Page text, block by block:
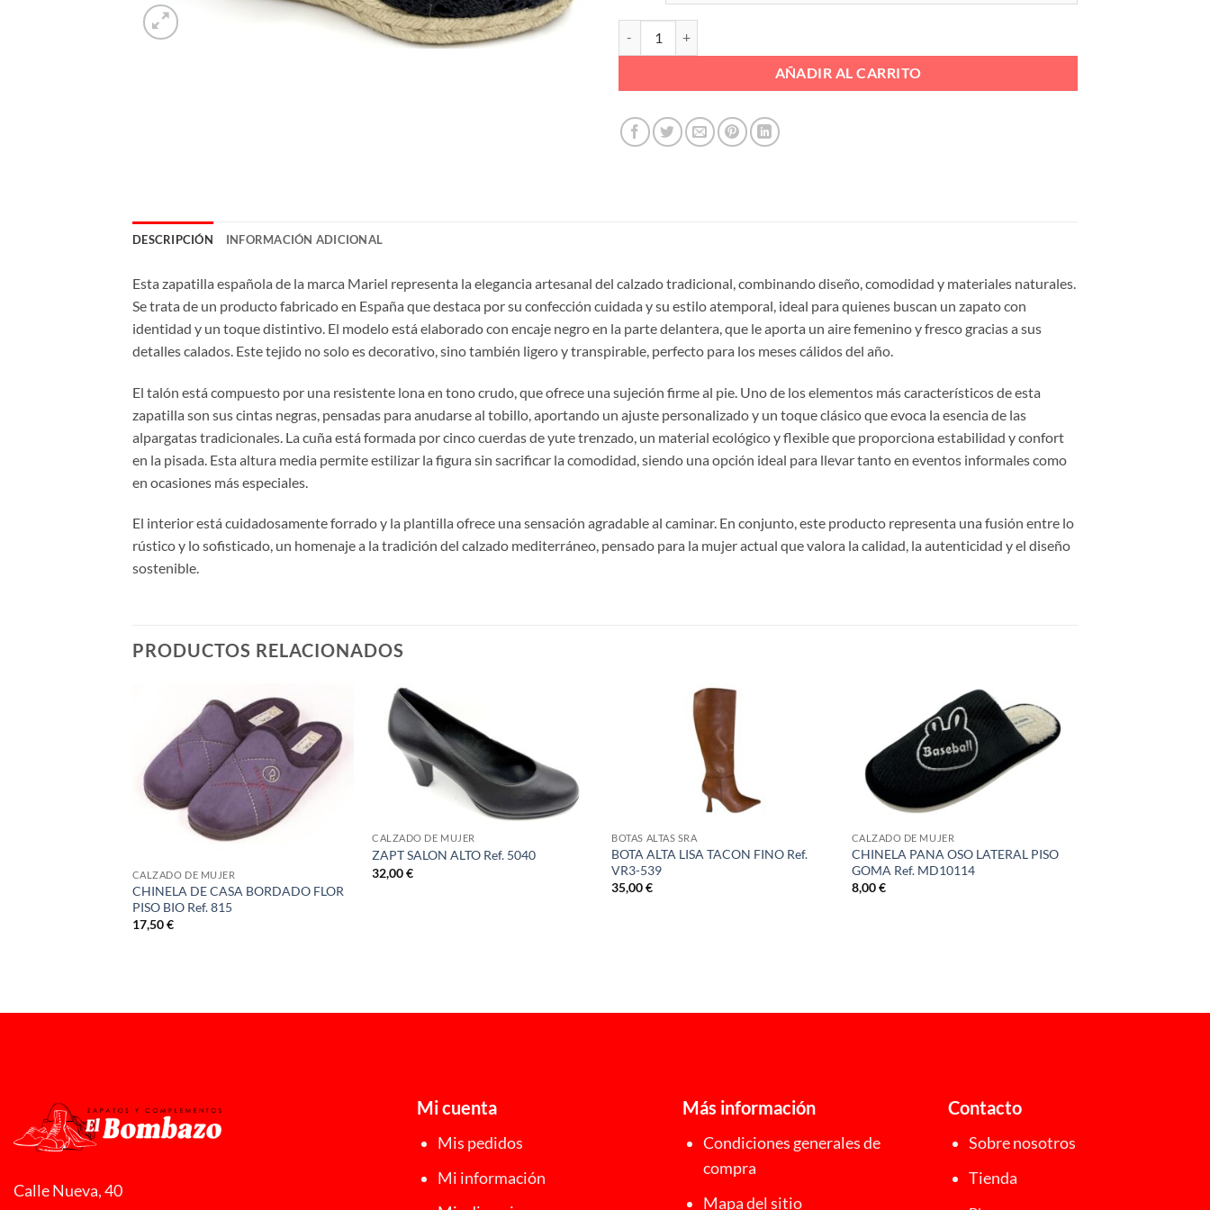
AÑADIR AL CARRITO
DESCRIPCIÓN INFORMACIÓN ADICIONAL
Esta zapatilla española de la marca Mariel representa la elegancia artesanal del calzado tradicional, combinando diseño, comodidad y materiales naturales.
Se trata de un producto fabricado en España que destaca por su confección cuidada y su estilo atemporal, ideal para quienes buscan un zapato con
identidad y un toque distintivo. El modelo está elaborado con encaje negro en la parte delantera, que le aporta un aire femenino y fresco gracias a sus
detalles calados. Este tejido no solo es decorativo, sino también ligero y transpirable, perfecto para los meses cálidos del año.
El talón está compuesto por una resistente lona en tono crudo, que ofrece una sujeción firme al pie. Uno de los elementos más característicos de esta
zapatilla son sus cintas negras, pensadas para anudarse al tobillo, aportando un ajuste personalizado y un toque clásico que evoca la esencia de las
alpargatas tradicionales. La cuña está formada por cinco cuerdas de yute trenzado, un material ecológico y flexible que proporciona estabilidad y confort
en la pisada. Esta altura media permite estilizar la figura sin sacrificar la comodidad, siendo una opción ideal para llevar tanto en eventos informales como
en ocasiones más especiales.
El interior está cuidadosamente forrado y la plantilla ofrece una sensación agradable al caminar. En conjunto, este producto representa una fusión entre lo
rústico y lo sofisticado, un homenaje a la tradición del calzado mediterráneo, pensado para la mujer actual que valora la calidad, la autenticidad y el diseño
sostenible.
PRODUCTOS RELACIONADOS
CALZADO DE MUJER
CHINELA DE CASA BORDADO FLOR
PISO BIO Ref. 815
17,50€
CALZADO DE MUJER
ZAPT SALON ALTO Ref. 5040
32,00€
BOTAS ALTAS SRA
BOTA ALTA LISA TACON FINO Ref.
VR3-539
35,00€
CALZADO DE MUJER
CHINELA PANA OSO LATERAL PISO
GOMA Ref. MD10114
8,00€
Calle Nueva, 40
Mi cuenta
Mis pedidos
Mi información
Más información
Condiciones generales de
compra
Mapa del sitio
Contacto
Sobre nosotros
Tienda